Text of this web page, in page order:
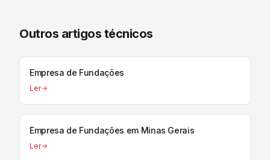
Outros artigos técnicos
Empresa de Fundações
Ler
Empresa de Fundações em Minas Gerais
Ler